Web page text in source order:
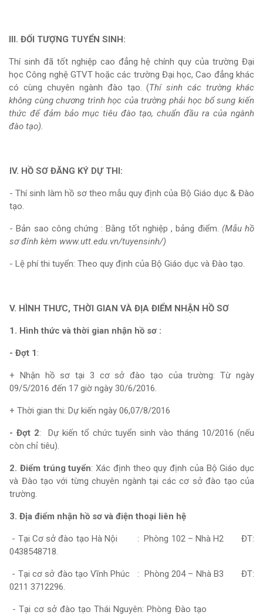
III. ĐỐI TƯỢNG TUYỂN SINH:
Thí sinh đã tốt nghiệp cao đẳng hệ chính quy của trường Đại
học Công nghệ GTVT hoặc các trường Đại học, Cao đẳng khác
có cùng chuyên ngành đào tạo. (Thí sinh các trường khác
không cùng chương trình học của trường phải học bổ sung kiến
thức để đảm bảo mục tiêu đào tạo, chuẩn đầu ra của ngành
đào tạo).
IV. HỒ SƠ ĐĂNG KÝ DỰ THI:
- Thí sinh làm hồ sơ theo mẫu quy định của Bộ Giáo dục & Đào
tạo.
- Bản sao công chứng : Bằng tốt nghiệp , bảng điểm. (Mẫu hồ
sơ đính kèm www.utt.edu.vn/tuyensinh/)
- Lệ phí thi tuyển: Theo quy định của Bộ Giáo dục và Đào tạo.
V. HÌNH THƯC, THỜI GIAN VÀ ĐỊA ĐIỂM NHẬN HỒ SƠ
1. Hình thức và thời gian nhận hồ sơ :
- Đợt 1 :
+ Nhận hồ sơ tại 3 cơ sở đào tạo của trường: Từ ngày
09/5/2016 đến 17 giờ ngày 30/6/2016.
+ Thời gian thi: Dự kiến ngày 06,07/8/2016
- Đợt 2: Dự kiến tổ chức tuyển sinh vào tháng 10/2016 (nếu
còn chỉ tiêu).
2. Điểm trúng tuyển: Xác định theo quy định của Bộ Giáo dục
và Đào tạo với từng chuyên ngành tại các cơ sở đào tạo của
trường.
3. Địa điểm nhận hồ sơ và điện thoại liên hệ
- Tại Cơ sở đào tạo Hà Nội : Phòng 102 – Nhà H2 ĐT:
0438548718.
- Tại cơ sở đào tạo Vĩnh Phúc : Phòng 204 – Nhà B3 ĐT:
0211 3712296.
- Tại cơ sở đào tạo Thái Nguyên: Phòng Đào tạo